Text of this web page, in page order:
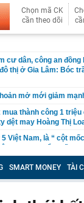
Chọn mã CK
cần theo dõi
cư dân, công an đồng
thị ở Gia Lâm: Bóc
mở mới giảm
mua thành công 1
dệt may Hoàng Thị
Việt Nam, là “ cột
tư nhân sở hữu 14
"Hệ thống Y khoa
SMART MONEY TÀI